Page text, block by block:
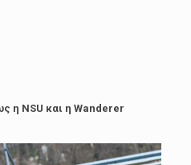
η NSU και η Wanderer